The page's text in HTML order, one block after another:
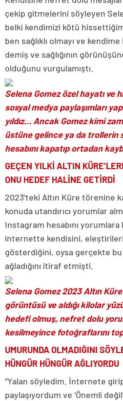
çekip gitmelerini söyleyen
belki kendimizi kötü
ben sağlıklı olmayı ve
demiş ve sağlığının
olduğunu vurgulamıştı.
Selena Gomez özel hayatı ve
sosyal medya paylaşımları
yıldız… Ancak Gomez kimi
üstüne gelince ya da trollerin
hesabını kapatıp ortadan
GEÇEN YILKİ ALTIN
ONU HEDEF HALİNE GETİRDİ
2023’teki Altın Küre törenine
konuda utandırıcı yorumlar
Instagram hesabını
internette kendisini,
gösterdiğini, oysa gerçekte
ağladığını itiraf etmişti.
Selena Gomez 2023 Altın
görüntüsü ve aldığı kilolar
hedefi olmuş, nefret dolu
kesilmeyince fotoğraflarını
UMURUNDA OLMADIĞINI
HÜNGÜR HÜNGÜR AĞLIYORDU
“Yalan söyledim. İnternete
paylaşıyordum ve ‘Önemli